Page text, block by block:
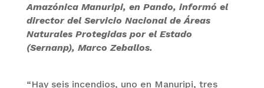
Amazónica Manuripi, en Pando, informó el
director del Servicio Nacional de Áreas
Naturales Protegidas por el Estado
(Sernanp), Marco Zeballos.
“Hay seis incendios, uno en Manuripi, tres